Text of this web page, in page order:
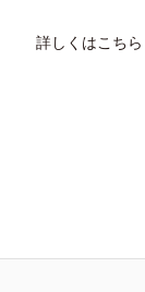
詳しくはこちら